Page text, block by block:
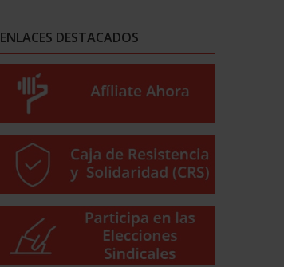
ENLACES DESTACADOS